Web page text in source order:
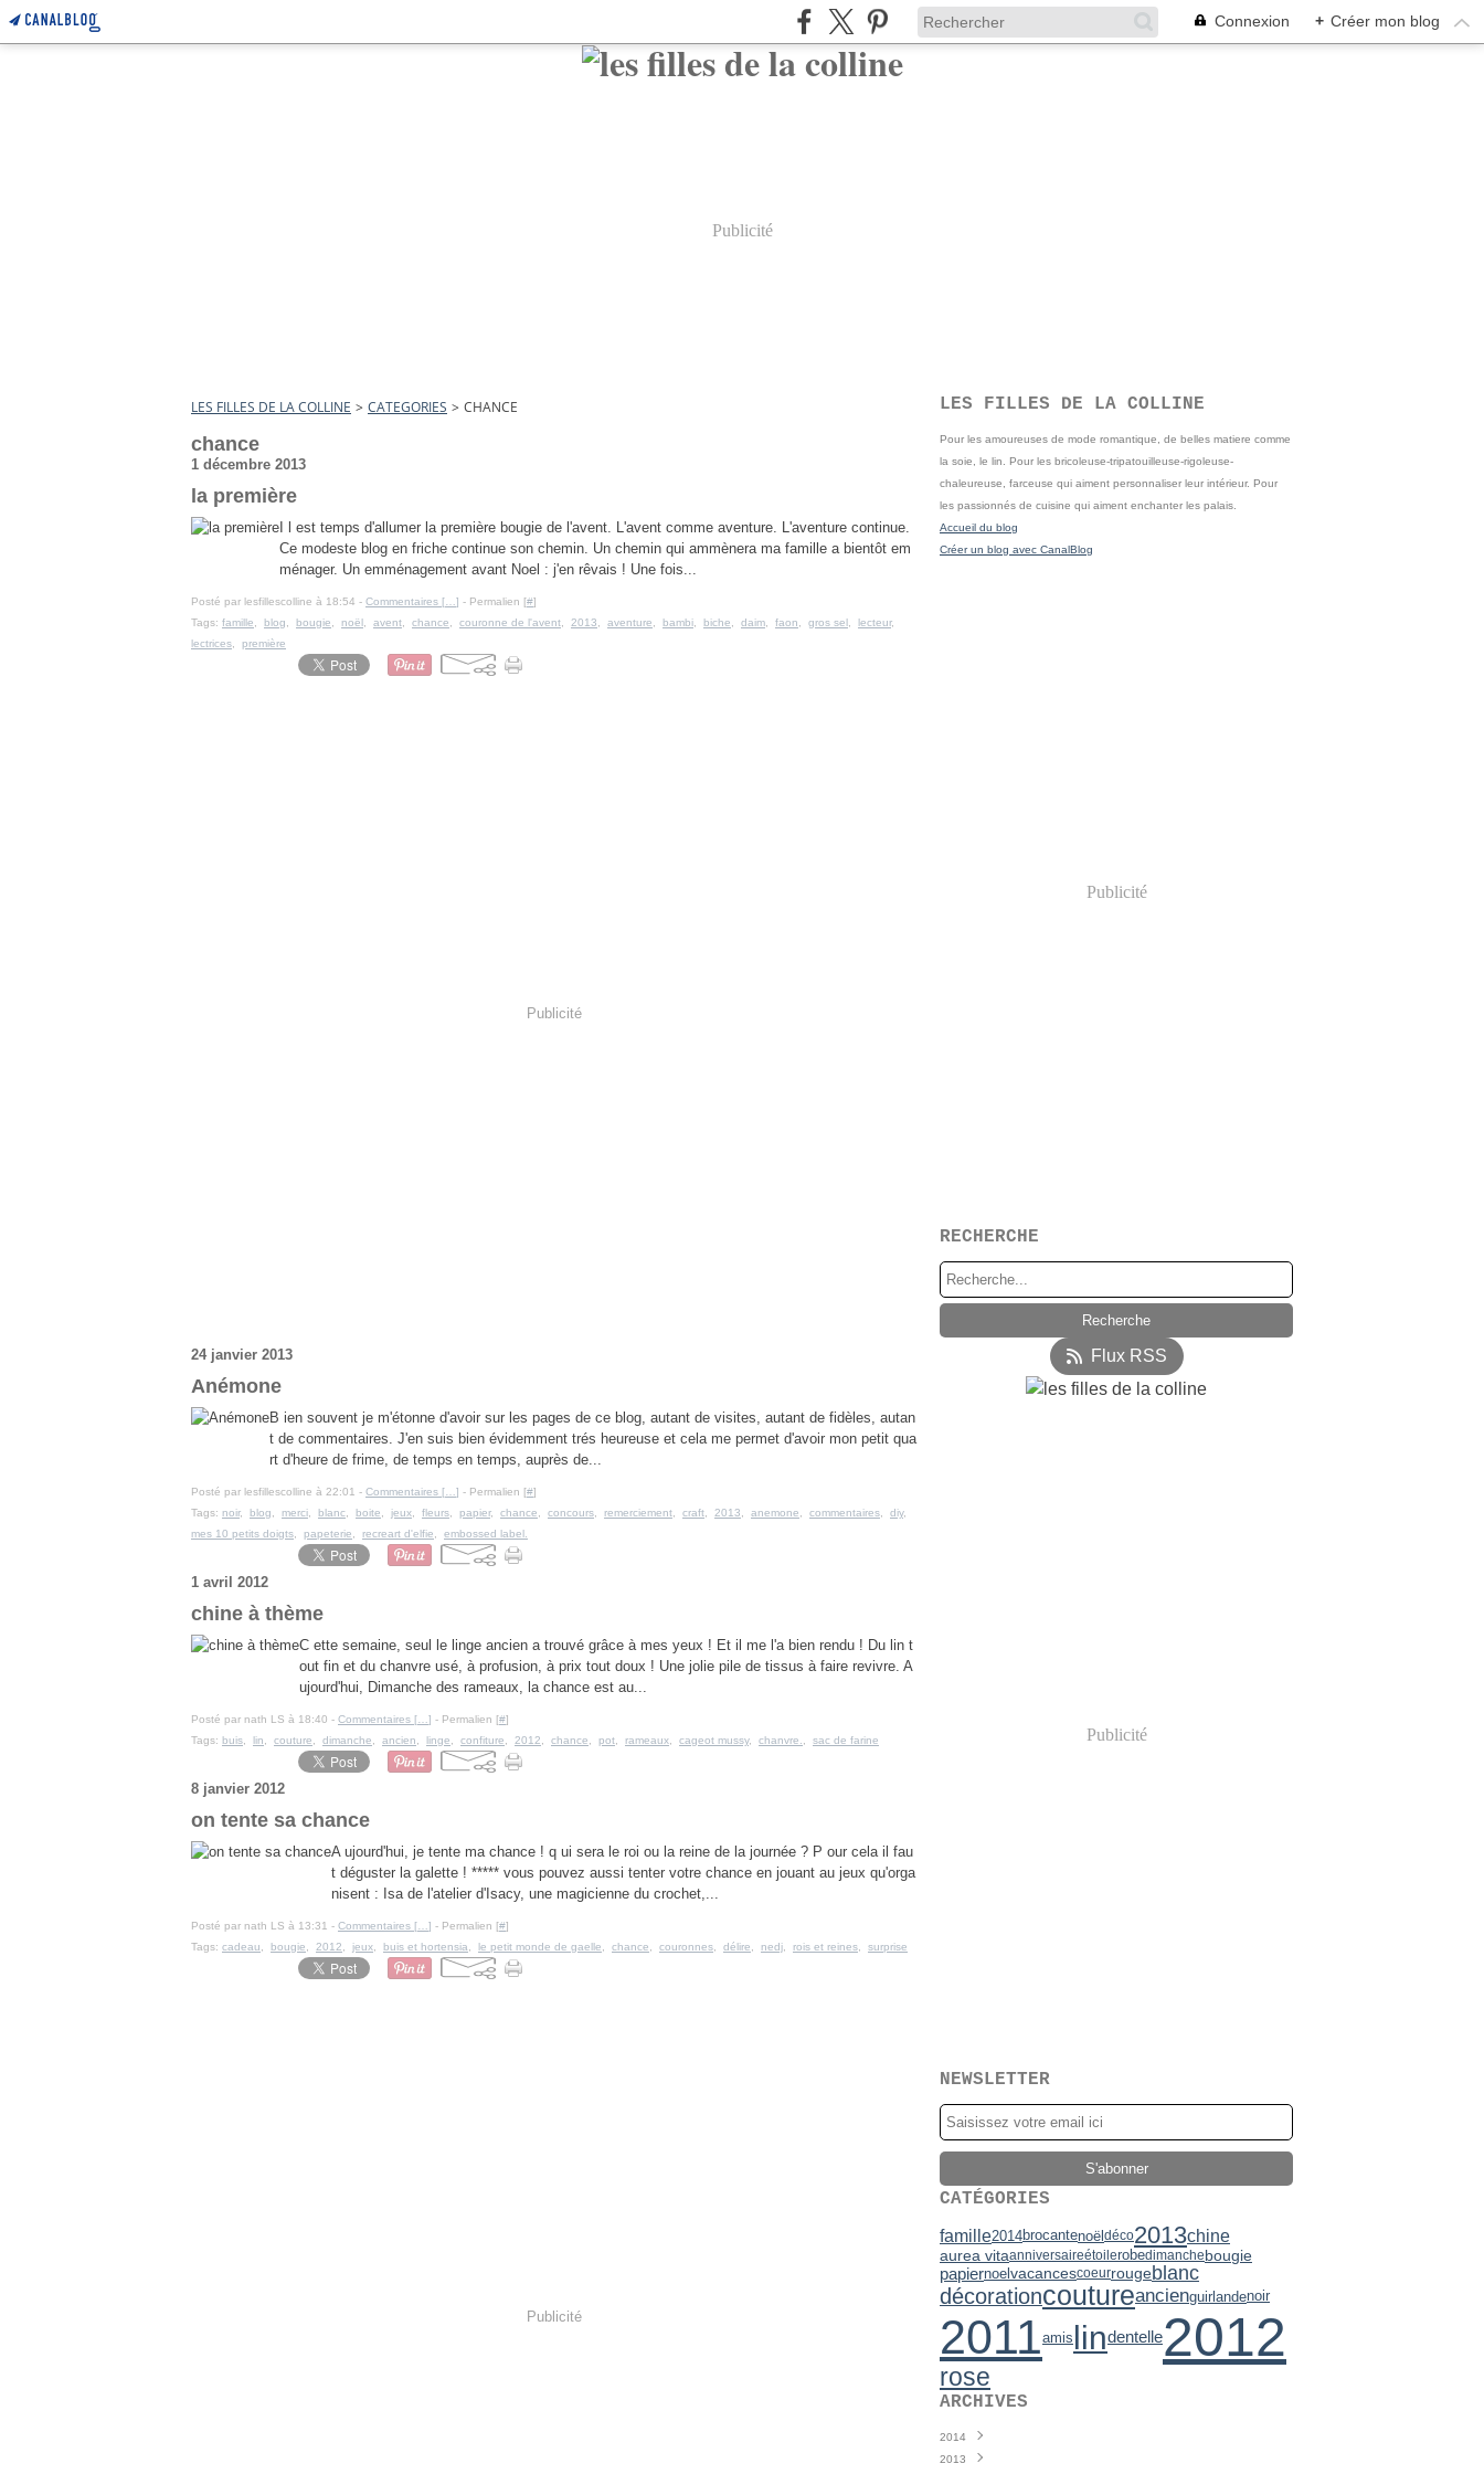
Connexion + Créer mon blog
Publicité
LES FILLES DE LA COLLINE > CATEGORIES > CHANCE
chance
1 décembre 2013
la première
I l est temps d'allumer la première bougie de l'avent. L'avent comme aventure. L'aventure continue.
Ce modeste blog en friche continue son chemin. Un chemin qui ammènera ma famille a bientôt em
ménager. Un emménagement avant Noel : j'en rêvais ! Une fois...
Posté par lesfillescolline à 18:54 - Commentaires [ ] - Permalien [#]
Tags: famille blog bougie noël avent chance couronne de l'avent 2013 aventure bambi biche daim faon gros sel lecteur,
lectrices
première
Publicité
24 janvier 2013
Anémone
B ien souvent je m'étonne d'avoir sur les pages de ce blog, autant de visites, autant de fidèles, autan
t de commentaires. J'en suis bien évidemment trés heureuse et cela me permet d'avoir mon petit qua
rt d'heure de frime, de temps en temps, auprès de...
Posté par lesfillescolline à 22:01 - Commentaires [ ] - Permalien [#]
Tags: noir, blog merci blanc boite jeux fleurs papier, chance concours remerciement craft 2013 anemone commentaires diy,
mes 10 petits doigts
papeterie recreart d'elfie embossed label.
1 avril 2012
chine à thème
C ette semaine, seul le linge ancien a trouvé grâce à mes yeux ! Et il me l'a bien rendu ! Du lin t
out fin et du chanvre usé, à profusion, à prix tout doux ! Une jolie pile de tissus à faire revivre. A
ujourd'hui, Dimanche des rameaux, la chance est au...
Posté par nath LS à 18:40 - Commentaires [ ] - Permalien [#]
Tags: buis lin couture dimanche ancien linge confiture 2012 chance pot rameaux cageot mussy, chanvre. sac de farine
8 janvier 2012
on tente sa chance
A ujourd'hui, je tente ma chance ! q ui sera le roi ou la reine de la journée ? P our cela il fau
t déguster la galette ! ***** vous pouvez aussi tenter votre chance en jouant au jeux qu'orga
nisent : Isa de l'atelier d'Isacy, une magicienne du crochet,...
Posté par nath LS à 13:31 - Commentaires [ ] - Permalien [#]
Tags: cadeau bougie 2012 jeux buis et hortensia le petit monde de gaelle chance couronnes délire nedj rois et reines surprise
Publicité
LES FILLES DE LA COLLINE
Pour les amoureuses de mode romantique, de belles matiere comme
la soie, le lin. Pour les bricoleuse-tripatouilleuse-rigoleuse-
chaleureuse, farceuse qui aiment personnaliser leur intérieur. Pour
les passionnés de cuisine qui aiment enchanter les palais.
Accueil du blog
Créer un blog avec CanalBlog
Publicité
RECHERCHE
Flux RSS
Publicité
NEWSLETTER
CATÉGORIES
famille2014brocantenoëldéco2013chine
aurea vitaanniversaireétoilerobedimanchebougie
papiernoelvacancescoeurrougeblanc
décorationcoutureancienguirlandenoir
2011amis lindentelle2012
rose
ARCHIVES
2014
Juin
2013